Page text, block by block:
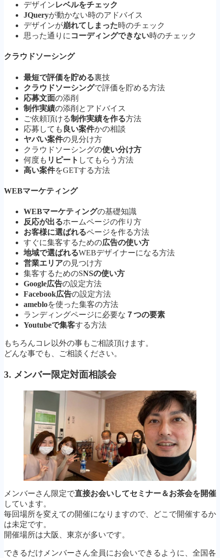
デザインレベルをチェック
JQueryが動かない時のアドバイス
デザインが崩れてしまった時のチェック
思った通りに コーディングできない時のチェック
クラウドソーシング
最短で評価を貯める裏技
クラウドソーシングで評価を貯める方法
応募文面の添削
制作実績の添削とアドバイス
ご依頼頂ける制作実績を作る方法
応募しても 良い案件かの相談
ヤバい案件の見分け方
クラウドソーシングの使い分け方
何度も リピート してもらう方法
高い案件をGETする方法
WEBマーケティング
WEBマーケティングの基礎知識
反応が出るホームページの作り方
お客様に選ばれるページを作る方法
すぐに集客するための広告の使い方
地域で選ばれるWEBデザイナーになる方法
営業エリアの見つけ方
集客するためのSNSの使い方
Google広告の設定方法
Facebook広告の設定方法
amebloを使った集客の方法
ランディングページに必要な ７つの要素
Youtubeで集客する方法
もちろんコレ以外の事もご相談頂けます。
どんな事でも、ご相談ください。
3. メンバー限定対面相談会
メンバーさん限定で直接お会いしてセミナー＆お茶会を開催
しています。
毎回場所を変えての開催になりますので、どこで開催するか
は未定です。
開催場所は大阪、東京が多いです。
できるだけメンバーさん全員にお会いできるように、全国各